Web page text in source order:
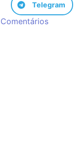
Telegram